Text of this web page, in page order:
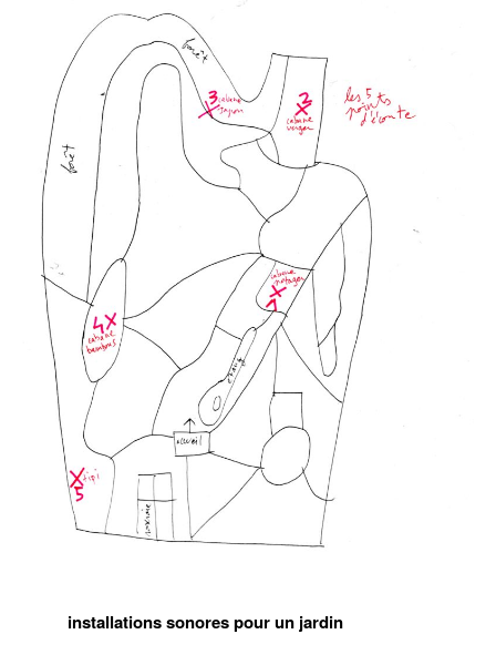
installations sonores pour un jardin